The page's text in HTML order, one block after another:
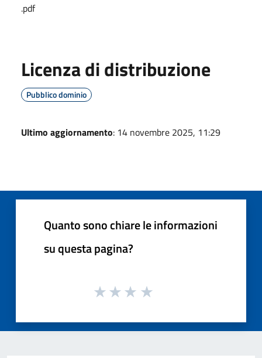
.pdf
Licenza di distribuzione
Pubblico dominio
Ultimo aggiornamento: 14 novembre 2025, 11:29
Quanto sono chiare le informazioni
su questa pagina?